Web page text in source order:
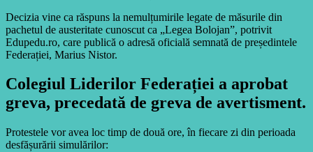
Decizia vine ca răspuns la nemulțumirile legate de măsurile din
pachetul de austeritate cunoscut ca „Legea Bolojan”, potrivit
Edupedu.ro, care publică o adresă oficială semnată de președintele
Federației, Marius Nistor.
Colegiul Liderilor Federației a aprobat
greva, precedată de greva de avertisment.
Protestele vor avea loc timp de două ore, în fiecare zi din perioada
desfășurării simulărilor: